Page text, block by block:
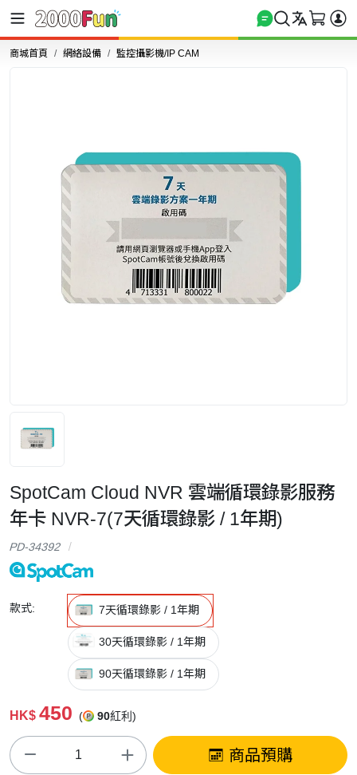
商城首頁 網絡設備 監控攝影機/IP CAM
SpotCam Cloud NVR 雲端循環錄影服務
年卡 NVR-7(7天循環錄影 / 1年期)
PD-34392
款式: 7天循環錄影 / 1年期
30天循環錄影 / 1年期
90天循環錄影 / 1年期
HK$ 450 ( 90紅利)
商品預購